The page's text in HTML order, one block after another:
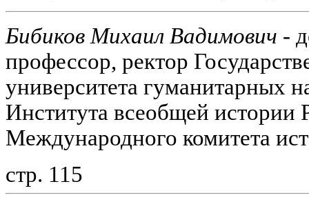
Бибиков Михаил Вадимович -
профессор, ректор
университета гуманитарных
Института всеобщей
Международного комитета
стр. 115